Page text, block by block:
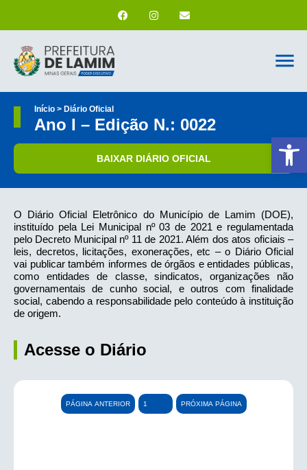
Início > Diário Oficial
Ano I – Edição N.: 0022
BAIXAR DIÁRIO OFICIAL
O Diário Oficial Eletrônico do Município de Lamim (DOE),
instituído pela Lei Municipal nº 03 de 2021 e regulamentada
pelo Decreto Municipal nº 11 de 2021. Além dos atos oficiais –
leis, decretos, licitações, exonerações, etc – o Diário Oficial
vai publicar também informes de órgãos e entidades públicas,
como entidades de classe, sindicatos, organizações não
governamentais de cunho social, e outros com finalidade
social, cabendo a responsabilidade pelo conteúdo à instituição
de origem.
Acesse o Diário
PÁGINA ANTERIOR PRÓXIMA PÁGINA